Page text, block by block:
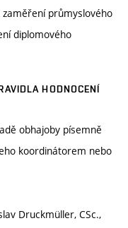
průmyslového
diplomového
HODNOCENÍ
obhajoby písemně
koordinátorem nebo
Druckmüller, CSc.,